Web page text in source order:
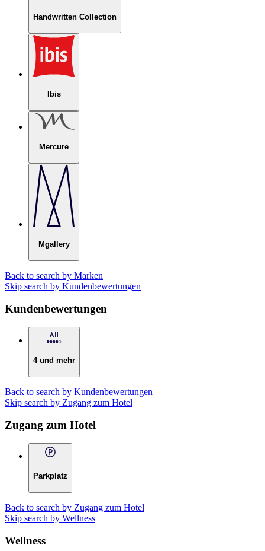
Handwritten Collection
Ibis
Mercure
Mgallery
Back to search by Marken
Skip search by Kundenbewertungen
Kundenbewertungen
4 und mehr
Back to search by Kundenbewertungen
Skip search by Zugang zum Hotel
Zugang zum Hotel
Parkplatz
Back to search by Zugang zum Hotel
Skip search by Wellness
Wellness